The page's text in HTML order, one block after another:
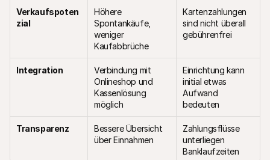
Verkaufspoten
zial
Höhere
Spontankäufe,
weniger
Kaufabbrüche
Kartenzahlungen
sind nicht überall
gebührenfrei
Integration
Verbindung mit
Onlineshop und
Kassenlösung
möglich
Einrichtung kann
initial etwas
Aufwand
bedeuten
Transparenz
Bessere Übersicht
über Einnahmen
Zahlungsflüsse
unterliegen
Banklaufzeiten